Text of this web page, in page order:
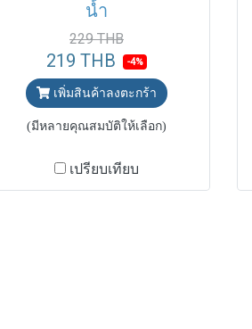
น้ำ
229 THB
219 THB -4%
เพิ่มสินค้าลงตะกร้า
(มีหลายคุณสมบัติให้เลือก)
เปรียบเทียบ